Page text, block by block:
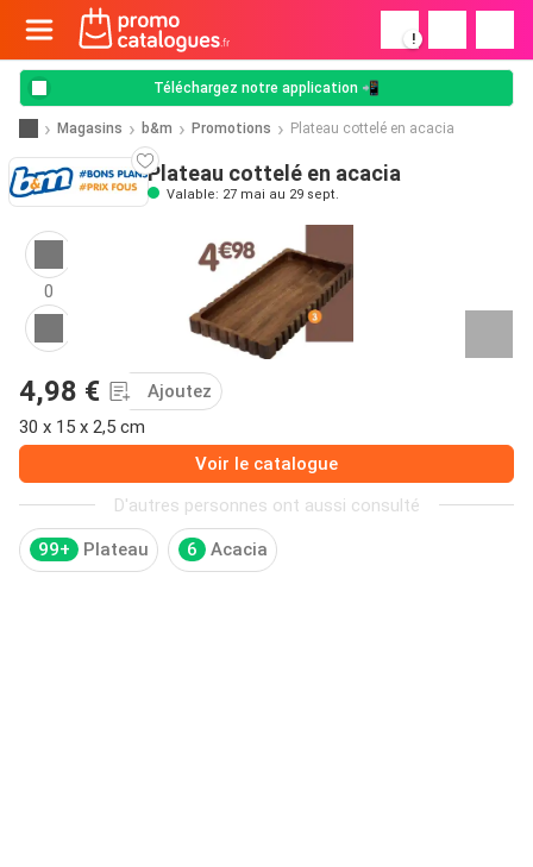
!
Téléchargez notre application 📲
Magasins b&m Promotions Plateau cottelé en acacia
Plateau cottelé en acacia
Valable: 27 mai au 29 sept.
0
4,98 €
Ajoutez
30 x 15 x 2,5 cm
Voir le catalogue
D'autres personnes ont aussi consulté
99+ Plateau 6 Acacia